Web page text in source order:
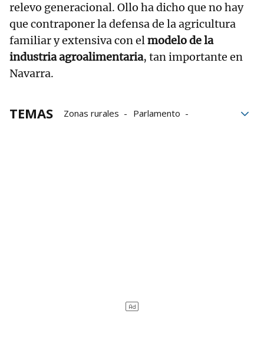
relevo generacional. Ollo ha dicho que no hay
que contraponer la defensa de la agricultura
familiar y extensiva con elmodelo de la
industria agroalimentaria, tan importante en
Navarra.
TEMAS Zonas rurales
Parlamento